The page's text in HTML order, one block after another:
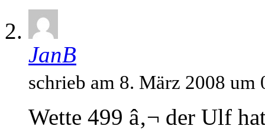
JanB
schrieb am 8. März 2008 um
Wette 499 â‚¬ der Ulf